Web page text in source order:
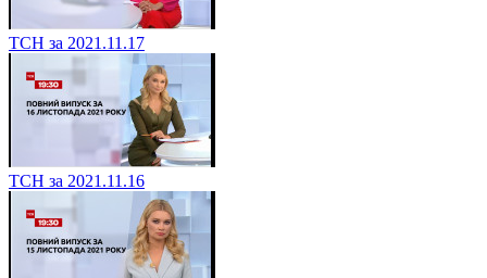
ТСН за 2021.11.17
ТСН за 2021.11.16